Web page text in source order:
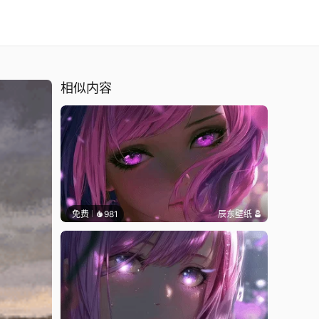
相似内容
免费 981 辰东壁纸